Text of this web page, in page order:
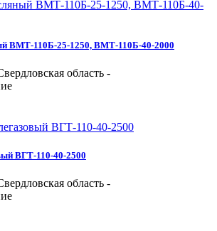
ВМТ-110Б-25-1250, ВМТ-110Б-40-2000
область -
ВГТ-110-40-2500
область -